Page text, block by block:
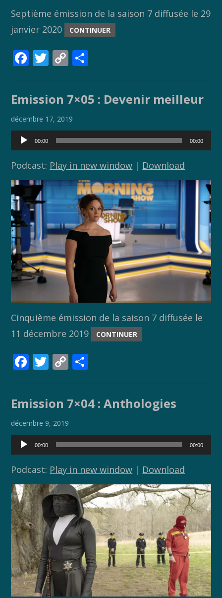
Septième émission de la saison 7 diffusée le 29
janvier 2020
CONTINUER
F
ac
e
b
o
o
k
T
w
er
C
o
y
Li
n
k
g
Emission 7×05 : Devenir meilleur
décembre 17, 2019
Lecteur
audio
00:00 00:00
Podcast: Play in new window | Download
Cinquième émission de la saison 7 diffusée le
11 décembre 2019
CONTINUER
F
e
b
o
o
k
T
er
C
y
n
k
g
Emission 7×04 : Anthologies
décembre 9, 2019
Lecteur
audio
00:00 00:00
Podcast: Play in new window | Download